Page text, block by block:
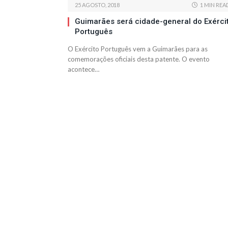
25 AGOSTO, 2018 1 MIN
Guimarães será cidade-general do
Português
O Exército Português vem a Guimarães para as
comemorações oficiais desta patente. O evento
acontece…